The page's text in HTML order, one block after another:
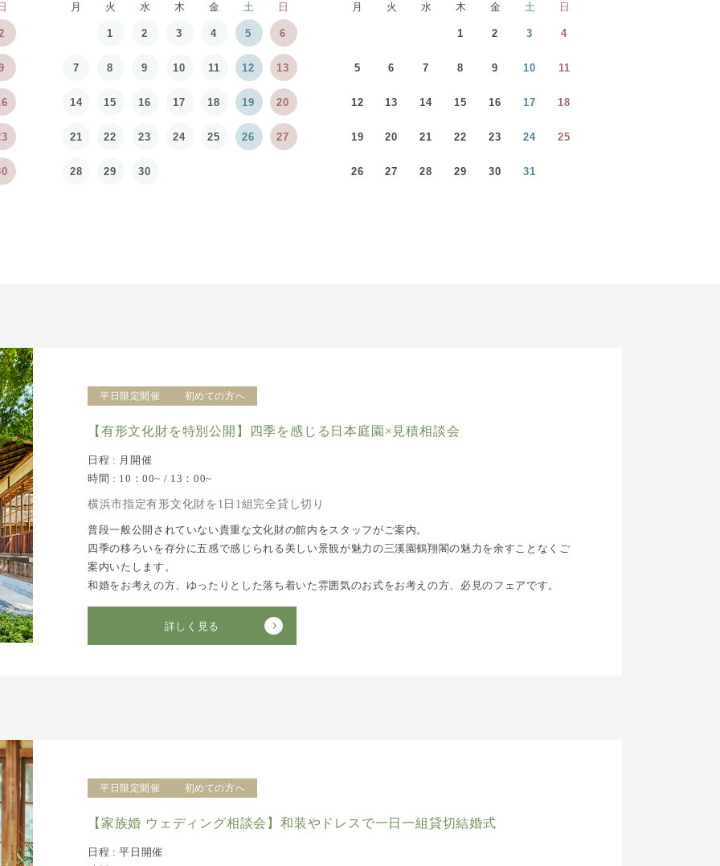
月 火 水 木 金 土 日
1 2 3 4 5 6
7 8 9 10 11 12 13
14 15 16 17 18 19 20
21 22 23 24 25 26 27
28 29 30
月 火 水 木 金 土 日
1 2 3 4
5 6 7 8 9 10 11
12 13 14 15 16 17 18
19 20 21 22 23 24 25
26 27 28 29 30 31
平日限定開催 初めての方へ
【有形文化財を特別公開】四季を感じる日本庭園×見積相談会
日程 : 月開催
時間 : 10：00~ / 13：00~
横浜市指定有形文化財を1日1組完全貸し切り
普段一般公開されていない貴重な文化財の館内をスタッフがご案内。
四季の移ろいを存分に五感で感じられる美しい景観が魅力の三溪園鶴翔閣の魅力を余すことなくご
案内いたします。
和婚をお考えの方、ゆったりとした落ち着いた雰囲気のお式をお考えの方、必見のフェアです。
詳しく見る
平日限定開催 初めての方へ
【家族婚 ウェディング相談会】和装やドレスで一日一組貸切結婚式
日程 : 平日開催